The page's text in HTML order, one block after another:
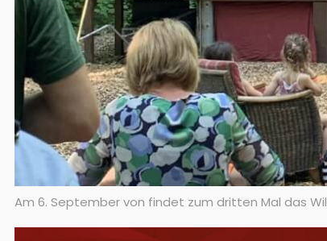
Am 6. September von findet zum dritten Mal das